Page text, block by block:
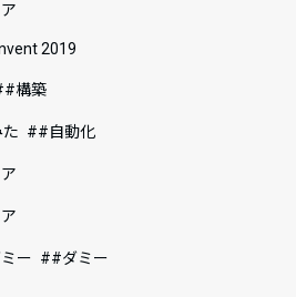
2019
#構築
#自動化
ー #ダミー